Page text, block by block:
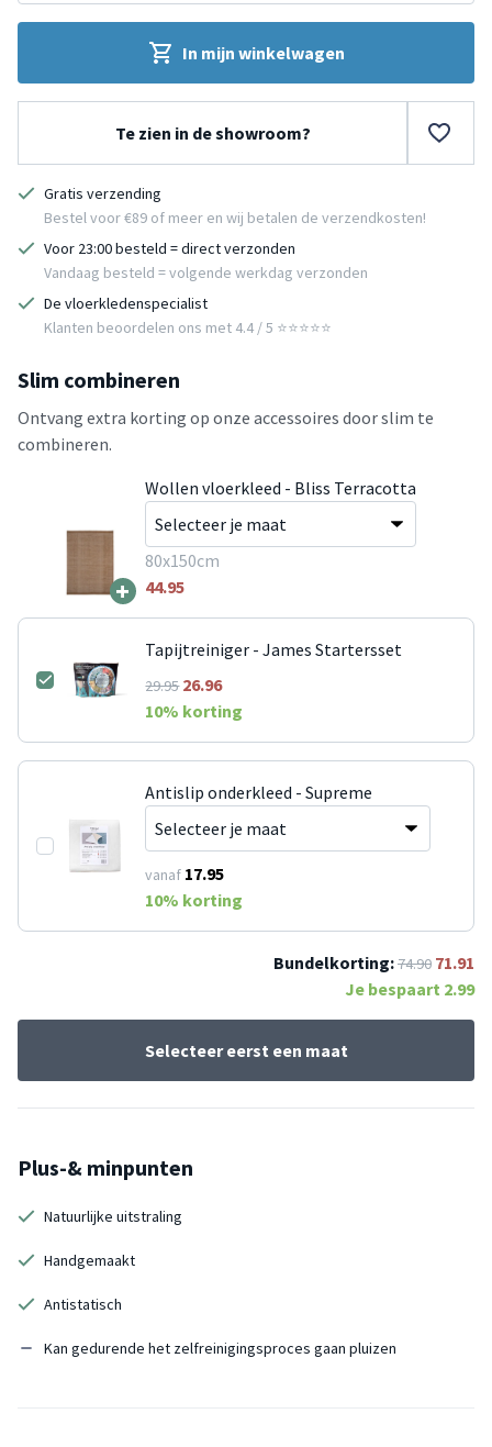
In mijn winkelwagen
Te zien in de showroom?
Gratis verzending
Bestel voor €89 of meer en wij betalen de verzendkosten!
Voor 23:00 besteld = direct verzonden
Vandaag besteld = volgende werkdag verzonden
De vloerkledenspecialist
Klanten beoordelen ons met 4.4 / 5 ⭐⭐⭐⭐⭐
Slim combineren
Ontvang extra korting op onze accessoires door slim te
combineren.
+
Wollen vloerkleed - Bliss Terracotta
80x150cm
44.95
Tapijtreiniger - James Startersset
29.9526.96
10% korting
Antislip onderkleed - Supreme
vanaf 17.95
10% korting
Bundelkorting:74.90 71.91
Je bespaart 2.99
Selecteer eerst een maat
Plus-& minpunten
Natuurlijke uitstraling
Handgemaakt
Antistatisch
Kan gedurende het zelfreinigingsproces gaan pluizen